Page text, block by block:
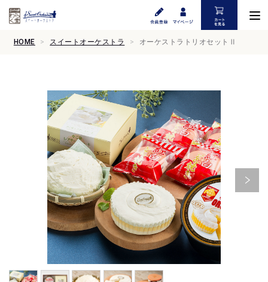
HOME スイートオーケストラ オーケストラトリオセットⅡ